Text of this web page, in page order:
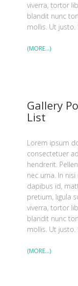
viverra, tortor
blandit nunc
mollis. Ut
(MORE…)
Gallery
List
Lorem ipsum
consectetuer
hendrerit.
nec urna. In
dapibus id,
pretium, ligula
viverra, tortor
blandit nunc
mollis. Ut
(MORE…)